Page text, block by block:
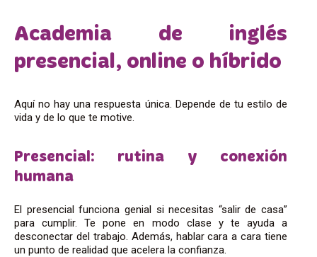
Academia de inglés
presencial, online o híbrido
Aquí no hay una respuesta única. Depende de tu estilo de
vida y de lo que te motive.
Presencial: rutina y conexión
humana
El presencial funciona genial si necesitas “salir de casa”
para cumplir. Te pone en modo clase y te ayuda a
desconectar del trabajo. Además, hablar cara a cara tiene
un punto de realidad que acelera la confianza.